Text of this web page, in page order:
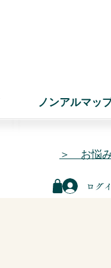
ノンアルマッ
＞ お悩み
ログ